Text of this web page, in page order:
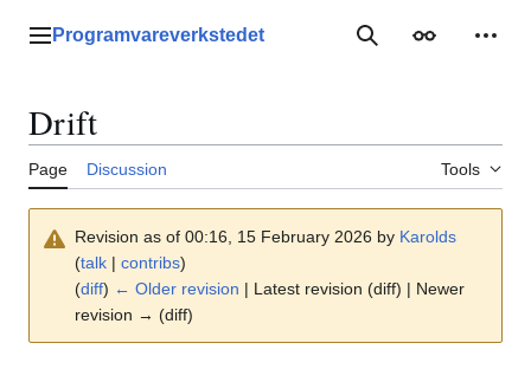
Main menu
Programvareverkstedet SearchAppearance
Drift
Page Discussion Tools
Revision as of 00:16, 15 February 2026 by Karolds
(talk | contribs)
(diff) ← Older revision | Latest revision (diff) | Newer
revision → (diff)